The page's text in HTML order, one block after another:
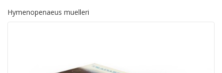
Hymenopenaeus muelleri